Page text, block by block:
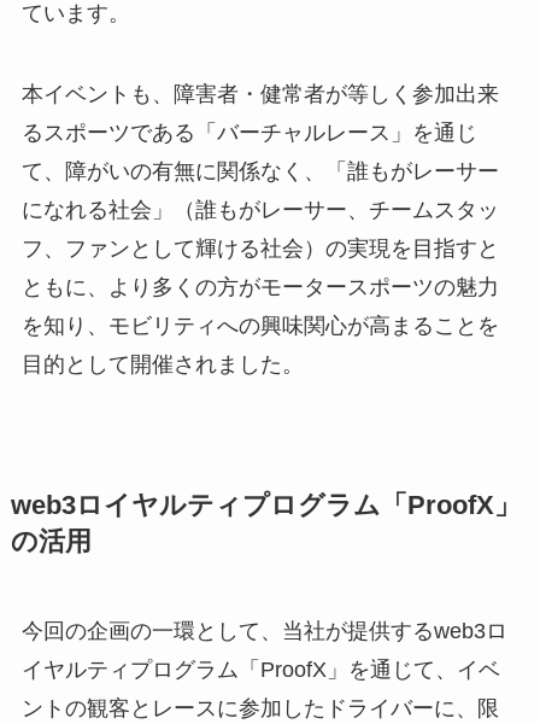
ています。
本イベントも、障害者・健常者が等しく参加出来
るスポーツである「バーチャルレース」を通じ
て、障がいの有無に関係なく、「誰もがレーサー
になれる社会」（誰もがレーサー、チームスタッ
フ、ファンとして輝ける社会）の実現を目指すと
ともに、より多くの方がモータースポーツの魅力
を知り、モビリティへの興味関心が高まることを
目的として開催されました。
web3ロイヤルティプログラム「ProofX」
の活用
今回の企画の一環として、当社が提供するweb3ロ
イヤルティプログラム「ProofX」を通じて、イベ
ントの観客とレースに参加したドライバーに、限